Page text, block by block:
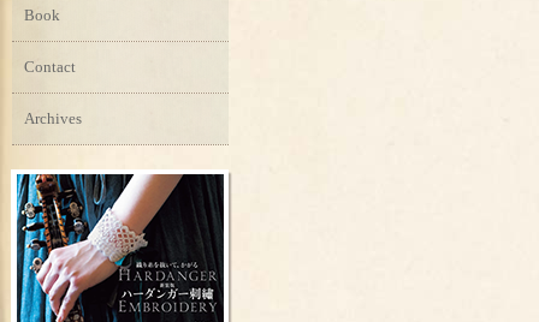
Book
Contact
Archives